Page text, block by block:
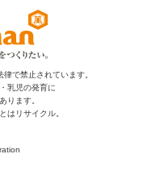
で禁止されています。
乳児の発育に
ります。
はリサイクル。